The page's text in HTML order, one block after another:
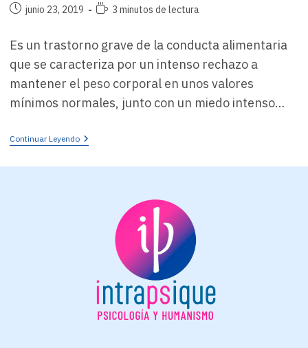
Publicación
entrada:
junio 23, 2019
Tiempo3 minutos de lectura
Es un trastorno grave de la conducta alimentaria
que se caracteriza por un intenso rechazo a
mantener el peso corporal en unos valores
mínimos normales, junto con un miedo intenso…
Continuar Leyendo¿Qué
Es